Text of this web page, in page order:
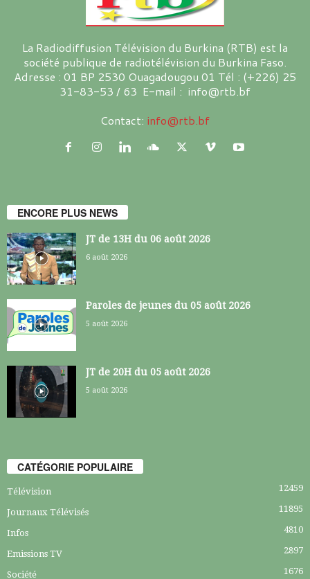
La Radiodiffusion Télévision du Burkina (RTB) est la
société publique de radiotélévision du Burkina Faso.
Adresse : 01 BP 2530 Ouagadougou 01 Tél : (+226) 25
31-83-53 / 63 E-mail : info@rtb.bf
Contact: info@rtb.bf
ENCORE PLUS NEWS
JT de 13H du 06 août 2026
6 août 2026
Paroles de jeunes du 05 août 2026
5 août 2026
JT de 20H du 05 août 2026
5 août 2026
CATÉGORIE POPULAIRE
Télévision 12459
Journaux Télévisés 11895
Infos 4810
Emissions TV 2897
Société 1676